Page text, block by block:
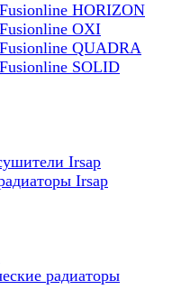
HORIZON
OXI
QUADRA
SOLID
Irsap
Irsap
радиаторы